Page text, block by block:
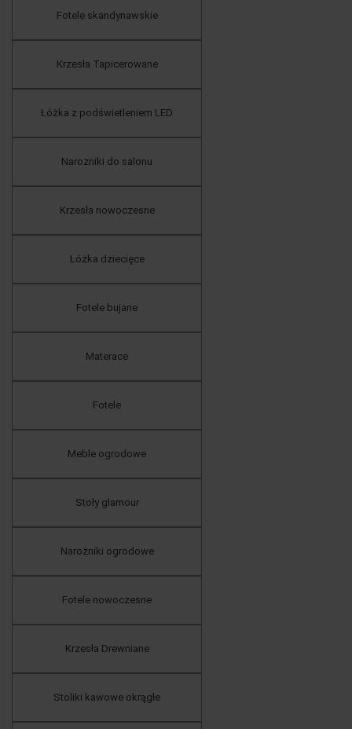
Fotele skandynawskie
Krzesła Tapicerowane
Łóżka z podświetleniem LED
Narożniki do salonu
Krzesła nowoczesne
Łóżka dziecięce
Fotele bujane
Materace
Fotele
Meble ogrodowe
Stoły glamour
Narożniki ogrodowe
Fotele nowoczesne
Krzesła Drewniane
Stoliki kawowe okrągłe